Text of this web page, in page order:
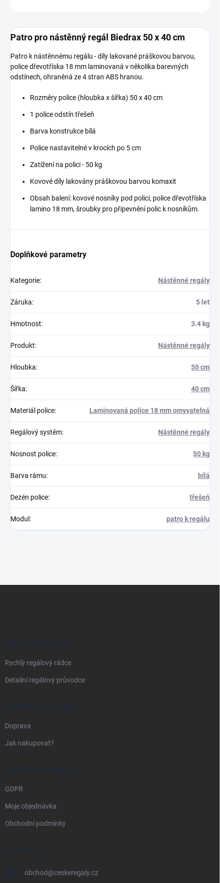
Patro pro nástěnný regál Biedrax 50 x 40 cm
Patro k nástěnnému regálu - díly lakované práškovou barvou,
police dřevotříska 18 mm laminovaná v několika barevných
odstínech, ohraněná ze 4 stran ABS hranou.
Rozměry police (hloubka x šířka) 50 x 40 cm
1 police odstín třešeň
Barva konstrukce bílá
Police nastavitelné v krocích po 5 cm
Zatížení na polici - 50 kg
Kovové díly lakovány práškovou barvou komaxit
Obsah balení: kovové nosníky pod polici, police dřevotříska
lamino 18 mm, šroubky pro připevnění polic k nosníkům.
Doplňkové parametry
Kategorie: Nástěnné regály
Záruka: 5 let
Hmotnost: 3.4 kg
Produkt: Nástěnné regály
Hloubka: 50 cm
Šířka: 40 cm
Materiál police: Laminovaná police 18 mm omyvatelná
Regálový systém: Nástěnné regály
Nosnost police: 50 kg
Barva rámu: bílá
Dezén police: třešeň
Modul : patro k regálu
VŠE O REGÁLECH
Rychlý regálový rádce
Detailní regálový průvodce
DOPRAVA A PLATBA
Doprava
Jak nakupovat?
PRÁVNÍ INFORMACE
GDPR
Moje objednávka
Obchodní podmínky
KONTAKT
obchod@ceskeregaly.cz